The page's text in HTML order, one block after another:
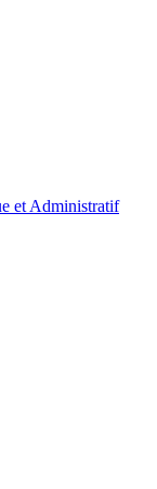
et Administratif